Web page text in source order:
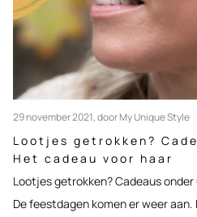
29 november 2021, door My Unique Style
Lootjes getrokken?
Het cadeau voor haar
Lootjes getrokken? Cadeaus
De feestdagen komen er weer